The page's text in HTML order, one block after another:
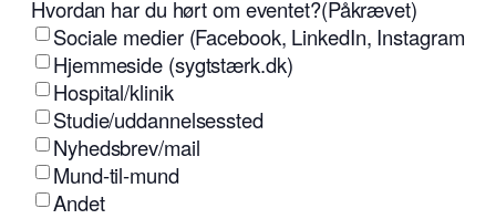
Hvordan har du hørt om eventet?(Påkrævet)
Sociale medier (Facebook, LinkedIn, Instagram
Hjemmeside (sygtstærk.dk)
Hospital/klinik
Studie/uddannelsessted
Nyhedsbrev/mail
Mund-til-mund
Andet